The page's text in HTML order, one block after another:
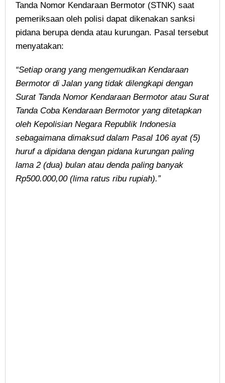
Tanda Nomor Kendaraan Bermotor (STNK) saat
pemeriksaan oleh polisi dapat dikenakan sanksi
pidana berupa denda atau kurungan. Pasal tersebut
menyatakan:
“Setiap orang yang mengemudikan Kendaraan
Bermotor di Jalan yang tidak dilengkapi dengan
Surat Tanda Nomor Kendaraan Bermotor atau Surat
Tanda Coba Kendaraan Bermotor yang ditetapkan
oleh Kepolisian Negara Republik Indonesia
sebagaimana dimaksud dalam Pasal 106 ayat (5)
huruf a dipidana dengan pidana kurungan paling
lama 2 (dua) bulan atau denda paling banyak
Rp500.000,00 (lima ratus ribu rupiah).”